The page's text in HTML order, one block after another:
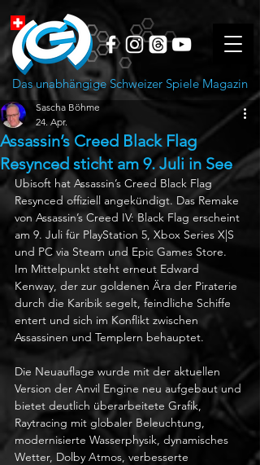
Das unabhängige Schweizer Spiele Magazin
Assassin’s Creed Black Flag
Resynced sticht am 9. Juli in See
Sascha Böhme
24. Apr.
Ubisoft hat Assassin’s Creed Black Flag
Resynced offiziell angekündigt. Das Remake
von Assassin’s Creed IV: Black Flag erscheint
am 9. Juli für PlayStation 5, Xbox Series X|S
und PC via Steam und Epic Games Store.
Im Mittelpunkt steht erneut Edward
Kenway, der zur goldenen Ära der Piraterie
durch die Karibik segelt, feindliche Schiffe
entert und sich im Konflikt zwischen
Assassinen und Templern behauptet.
Die Neuauflage wurde mit der aktuellen
Version der Anvil Engine neu aufgebaut und
bietet deutlich überarbeitete Grafik,
Raytracing mit globaler Beleuchtung,
modernisierte Wasserphysik, dynamisches
Wetter, Dolby Atmos, verbesserte